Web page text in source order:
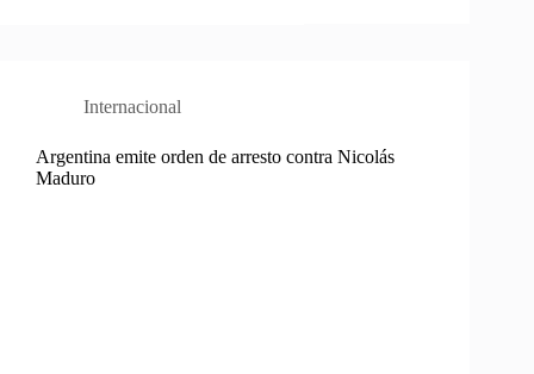
Internacional
Argentina emite orden de arresto contra Nicolás
Maduro